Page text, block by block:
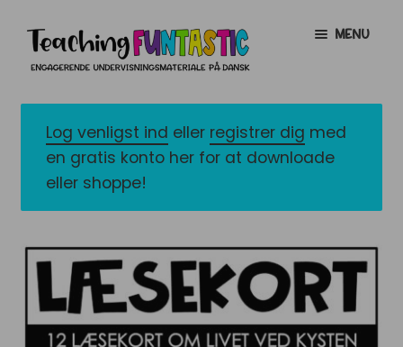
Spring
navigation
Spring
indhold
MENU
EXPAND
CHILD
MENU
MIN KONTO
GRATISMATERIALE
CHILD
LICENSER
EXPAND
CHILD
MENU
FONTE
Log venligst ind eller registrer dig med
en gratis konto her for at downloade
eller shoppe!